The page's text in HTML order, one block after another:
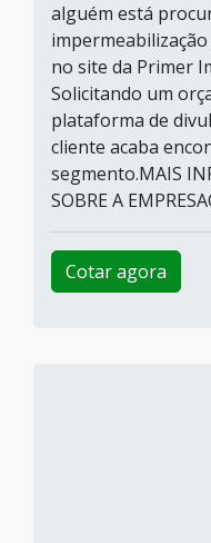
alguém está
no site da Primer
Solicitando um
plataforma de
cliente acaba
segmento.MAIS
SOBRE A
Cotar agora